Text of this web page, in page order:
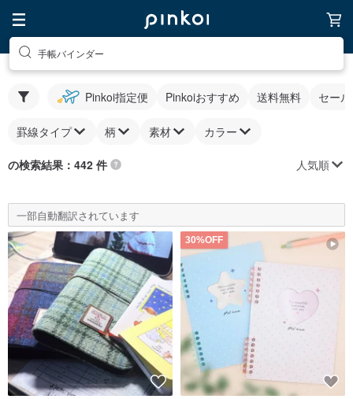
手帳バインダー
Pinkoi指定便 Pinkoiおすすめ 送料無料 セー
罫線タイプ 柄 素材 カラー
の検索結果：442 件 人気順
一部自動翻訳されています
30%OFF